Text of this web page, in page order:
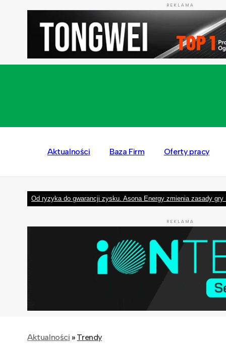
REKLAMA
Aktualności Baza Firm Oferty pracy
Od ryzyka do gwarancji zysku. Asona Energy zmienia zasady
REKLAMA
Aktualności » Trendy